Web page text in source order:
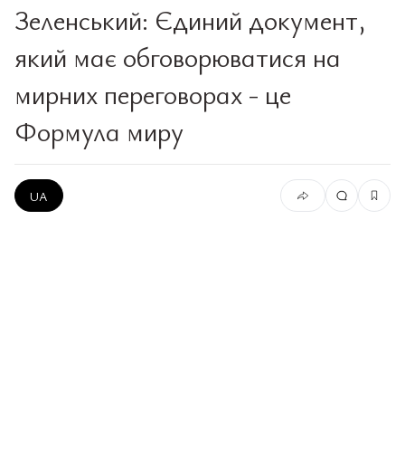
Зеленський: Єдиний документ,
який має обговорюватися на
мирних переговорах - це
Формула миру
UA